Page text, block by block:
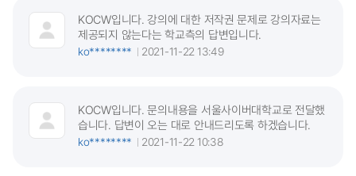
KOCW입니다. 강의에 대한 저작권 문제로 강의자료는
제공되지 않는다는 학교측의 답변입니다.
ko********
2021-11-22 13:49
KOCW입니다. 문의내용을 서울사이버대학교로 전달했
습니다. 답변이 오는 대로 안내드리도록 하겠습니다.
ko********
2021-11-22 10:38